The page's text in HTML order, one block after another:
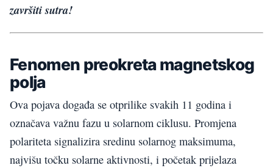
završiti sutra!
Fenomen preokreta magnetskog
polja
Ova pojava događa se otprilike svakih 11 godina i
označava važnu fazu u solarnom ciklusu. Promjena
polariteta signalizira sredinu solarnog maksimuma,
najvišu točku solarne aktivnosti, i početak prijelaza